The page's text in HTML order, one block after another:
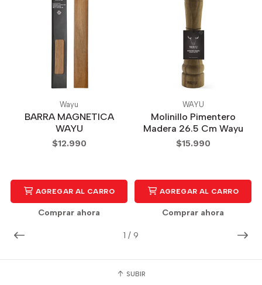
1 / 9
Wayu
BARRA MAGNETICA
WAYU
$12.990
AGREGAR AL CARRO
Comprar ahora
WAYU
Molinillo Pimentero
Madera 26.5 Cm Wayu
$15.990
AGREGAR AL CARRO
Comprar ahora
SUBIR